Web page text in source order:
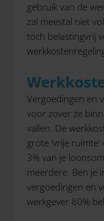
gebruik van de
zal meestal niet
toch belastingvrij
Vergoedingen en
voor zover ze
vallen. De
grote ‘vrije
3% van je
meerdere. Ben je
vergoedingen en
werkgever 80%